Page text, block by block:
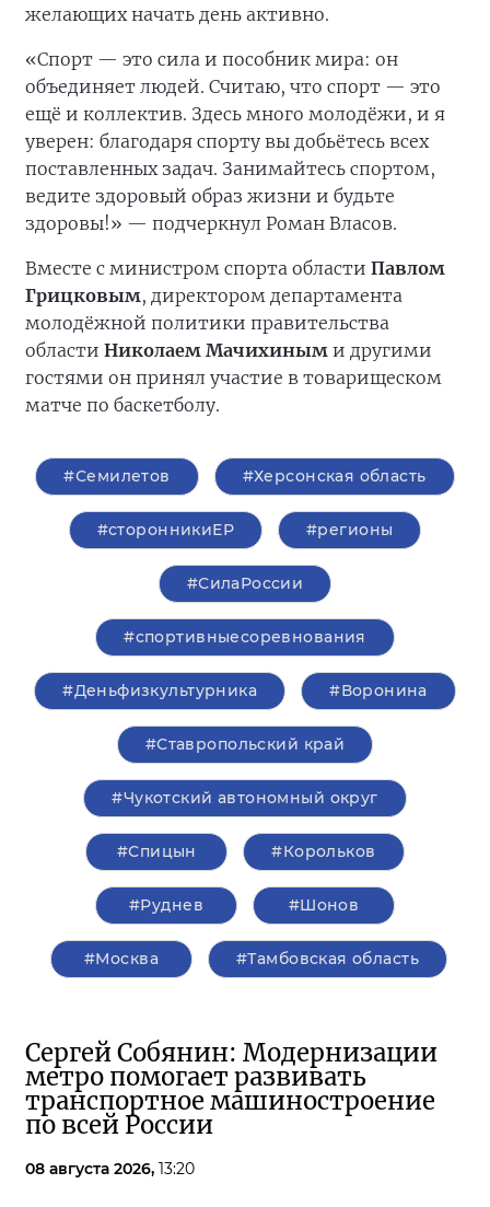
желающих начать день активно.
«Спорт — это сила и пособник мира: он
объединяет людей. Считаю, что спорт — это
ещё и коллектив. Здесь много молодёжи, и я
уверен: благодаря спорту вы добьётесь всех
поставленных задач. Занимайтесь спортом,
ведите здоровый образ жизни и будьте
здоровы!» — подчеркнул Роман Власов.
Вместе с министром спорта области Павлом
Грицковым, директором департамента
молодёжной политики правительства
области Николаем Мачихиным и другими
гостями он принял участие в товарищеском
матче по баскетболу.
#Семилетов #Херсонская область
#сторонникиЕР #регионы
#СилаРоссии
#спортивныесоревнования
#Деньфизкультурника #Воронина
#Ставропольский край
#Чукотский автономный округ
#Спицын #Корольков
#Руднев #Шонов
#Москва #Тамбовская область
Сергей Собянин: Модернизации
метро помогает развивать
транспортное машиностроение
по всей России
08 августа 2026, 13:20